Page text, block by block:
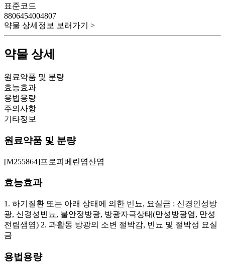
표준코드
8806454004807
약물 상세정보 보러가기 >
약물 상세
원료약품 및 분량
효능효과
용법용량
주의사항
기타정보
원료약품 및 분량
[M255864]프로피베린염산염
효능효과
1. 하기질환 또는 아래 상태에 의한 빈뇨, 요실금 : 신경인성방
광, 신경성빈뇨, 불안정방광, 방광자극상태(만성방광염, 만성
전립샘염) 2. 과활동 방광의 소변 절박감, 빈뇨 및 절박성 요실
금
용법용량